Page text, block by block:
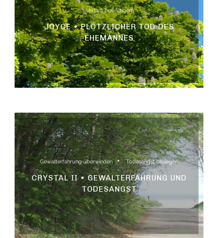
Verlust bewältigen
JOYCE • PLÖTZLICHER TOD DES
EHEMANNES
Gewalterfahrung überwinden Todesangst besiegen
CRYSTAL II • GEWALTERFAHRUNG UND
TODESANGST